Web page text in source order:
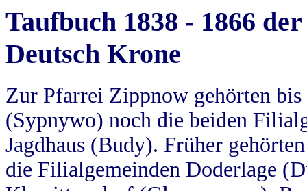
Taufbuch 1838 - 1866
Deutsch Krone
Zur Pfarrei Zippnow gehörten
(Sypnywo) noch die beiden
Jagdhaus (Budy). Früher
die Filialgemeinden Doderlage